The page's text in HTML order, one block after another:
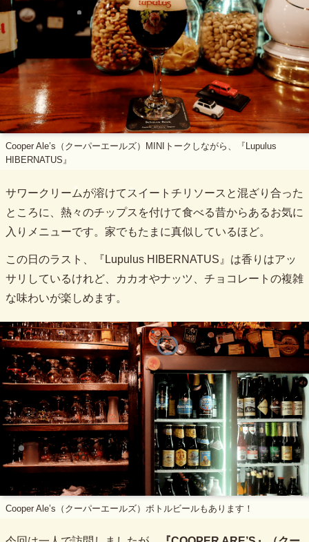
Cooper Ale’s（クーパーエールズ）MINIトークしながら、『Lupulus
HIBERNATUS』
サワークリームが溶けてスイートチリソースと混ざり合った
ところに、熱々のチップスを付けて食べる昔からあるお気に
入りメニューです。家でもたまに真似しているほど。
この日のラスト、『Lupulus HIBERNATUS』は香りはアッ
サリしているけれど、カカオやナッツ、チョコレートの複雑
な味わいが楽しめます。
Cooper Ale’s（クーパーエールズ）ボトルビールもあります！